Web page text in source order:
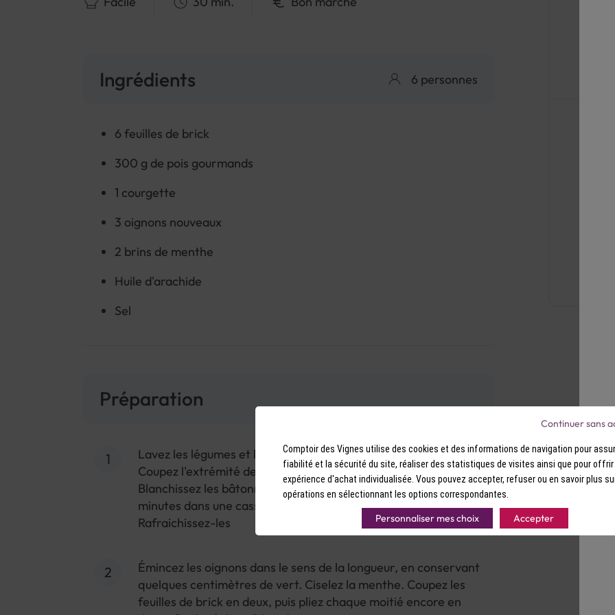
Ingrédients 6 personnes
6 feuilles de brick
300 g de pois gourmands
1 courgette
3 oignons nouveaux
2 brins de menthe
Huile d'arachide
Sel
Préparation
Lavez les légumes et la menthe. Effilez les pois gourmands.
Coupez l'extrémité de la courgette, détaillez-la en bâtonnets.
Blanchissez les bâtonnets de courgette et les pois gourmands 3
minutes dans une casserole d'eau bouillante salée.
Rafraichissez-les
Émincez les oignons dans le sens de la longueur, en conservant
quelques centimètres de vert. Ciselez la menthe. Coupez les
feuilles de brick en deux, puis pliez chaque moitié encore en
Comptoir des Vignes utilise des cookies et des informations de navigation pour
fiabilité et la sécurité du site, réaliser des statistiques de visites ainsi que pour offrir
expérience d'achat individualisée. Vous pouvez accepter, refuser ou en savoir plus
opérations en sélectionnant les options correspondantes.
Personnaliser mes choix Accepter
Continuer sans